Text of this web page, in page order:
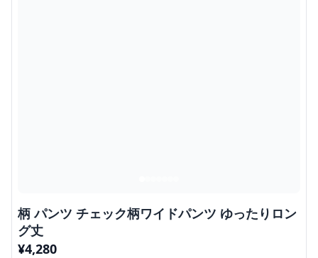
柄 パンツ チェック柄ワイドパンツ ゆったりロン
グ丈
¥4,280